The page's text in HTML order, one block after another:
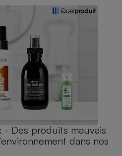
- Des produits mauvais
dans nos